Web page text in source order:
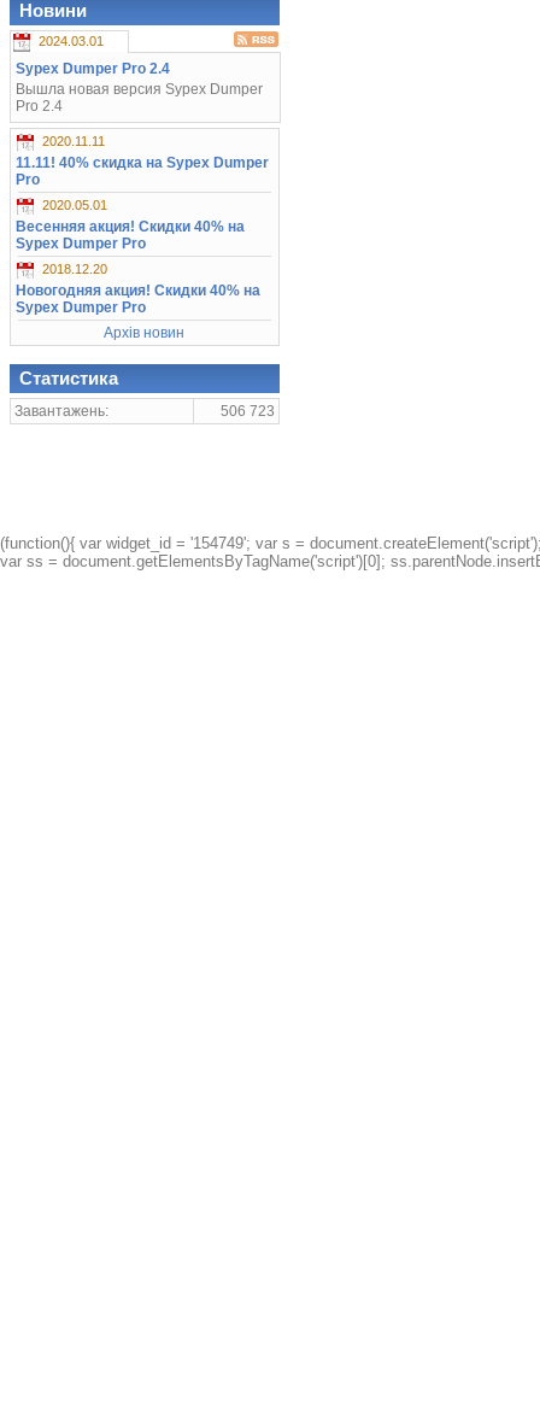
Новини
2024.03.01
Sypex Dumper Pro 2.4
Вышла новая версия Sypex Dumper
Pro 2.4
2020.11.11
11.11! 40% скидка на Sypex Dumper
Pro
2020.05.01
Весенняя акция! Скидки 40% на
Sypex Dumper Pro
2018.12.20
Новогодняя акция! Скидки 40% на
Sypex Dumper Pro
Архів новин
Статистика
Завантажень: 506 723
(function(){ var widget_id = '154749'; var s =
var ss = document.getElementsByTagName('script')[0];